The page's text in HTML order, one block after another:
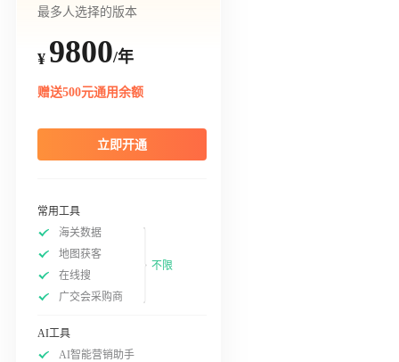
最多人选择的版本
¥ 9800/年
赠送500元通用余额
立即开通
常用工具
海关数据
地图获客
在线搜
广交会采购商
不限
AI工具
AI智能营销助手